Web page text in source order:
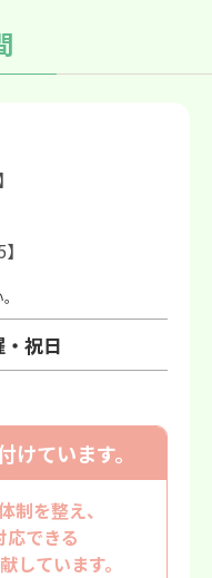
祝日
けています。
制を整え、
応できる
しています。